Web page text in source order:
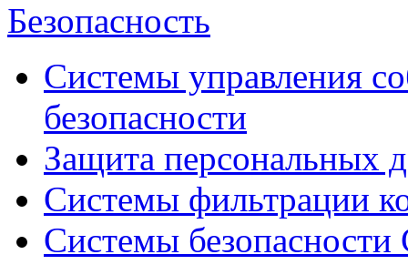
Безопасность
Системы управления
безопасности
Защита персональных
Системы фильтрации
Системы безопасности